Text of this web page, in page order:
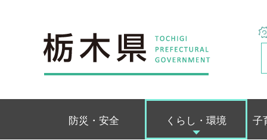
栃木県
防災・安全 くらし・環境 子